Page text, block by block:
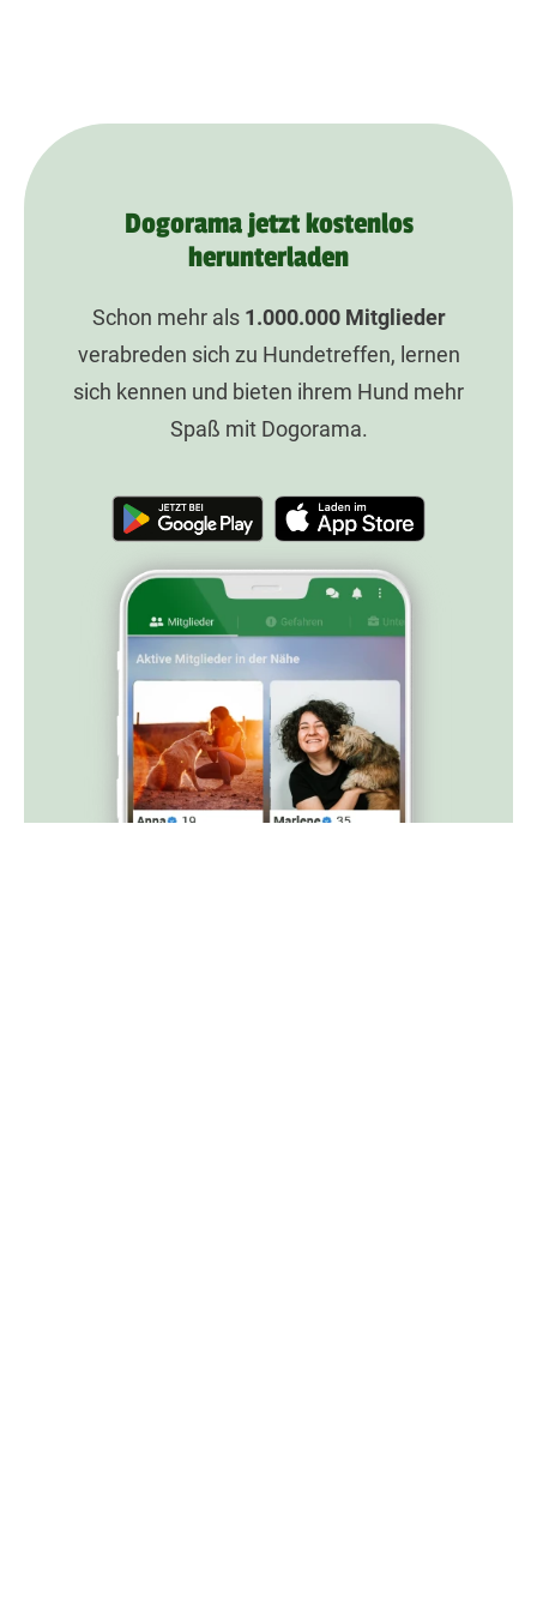
Dogorama jetzt kostenlos
herunterladen
Schon mehr als 1.000.000Mitglieder
verabreden sich zu Hundetreffen, lernen
sich kennen und bieten ihrem Hund mehr
Spaß mit Dogorama.